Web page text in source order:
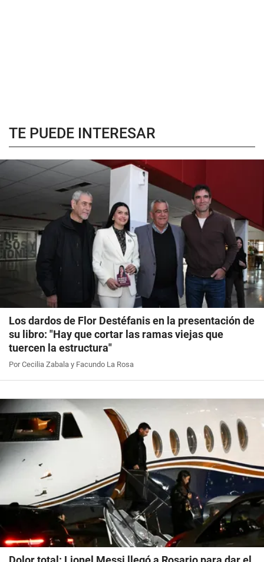
TE PUEDE INTERESAR
Los dardos de Flor Destéfanis en la presentación de
su libro: "Hay que cortar las ramas viejas que
tuercen la estructura"
Por Cecilia Zabala y Facundo La Rosa